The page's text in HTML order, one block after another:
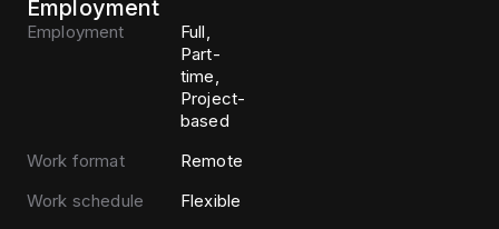
Employment
Employment
Full,
Part-
time,
Project-
based
Work format
Remote
Work schedule
Flexible